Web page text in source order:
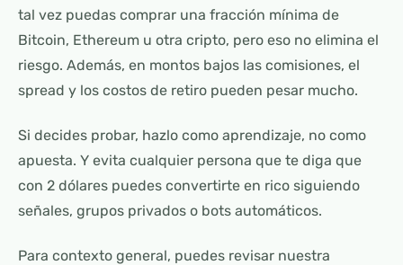
tal vez puedas comprar una fracción mínima de
Bitcoin, Ethereum u otra cripto, pero eso no elimina el
riesgo. Además, en montos bajos las comisiones, el
spread y los costos de retiro pueden pesar mucho.
Si decides probar, hazlo como aprendizaje, no como
apuesta. Y evita cualquier persona que te diga que
con 2 dólares puedes convertirte en rico siguiendo
señales, grupos privados o bots automáticos.
Para contexto general, puedes revisar nuestra